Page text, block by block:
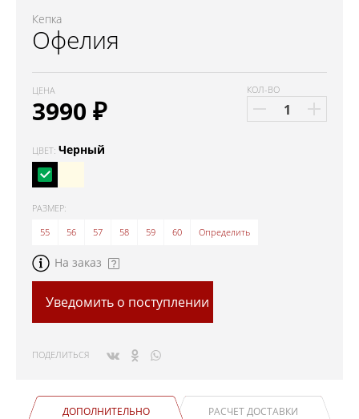
Кепка
Офелия
ЦЕНА
3990 ₽
КОЛ-ВО
ЦВЕТ: Черный
РАЗМЕР:
55
56 57 58 59 60 Определить
На заказ
Уведомить о поступлении
ПОДЕЛИТЬСЯ
ДОПОЛНИТЕЛЬНО РАСЧЕТ ДОСТАВКИ